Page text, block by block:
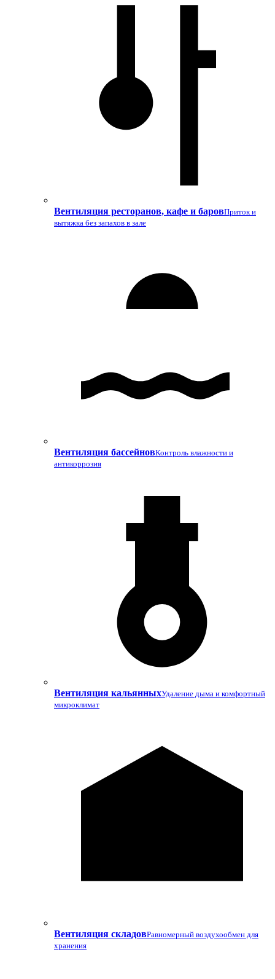
Вентиляция ресторанов, кафе и баровПриток и
вытяжка без запахов в зале
Вентиляция бассейновКонтроль влажности и
антикоррозия
Вентиляция кальянныхУдаление дыма и комфортный
микроклимат
Вентиляция складовРавномерный воздухообмен для
хранения